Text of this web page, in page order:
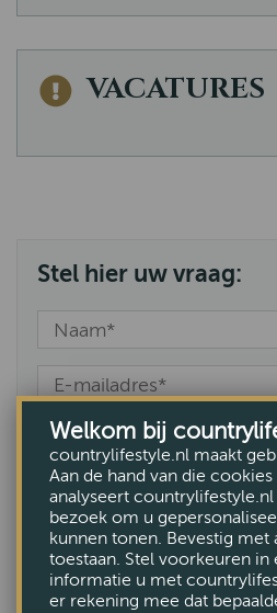
VACATURES
Stel hier uw vraag:
Welkom bij
countrylifestyle.nl maakt
Aan de hand van die
analyseert
bezoek om u
kunnen tonen. Bevestig met
toestaan. Stel voorkeuren in
informatie u met
er rekening mee dat